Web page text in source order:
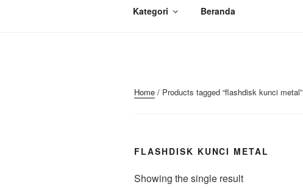
Kategori Beranda
Home / Products tagged “flashdisk kunci metal”
FLASHDISK KUNCI METAL
Showing the single result